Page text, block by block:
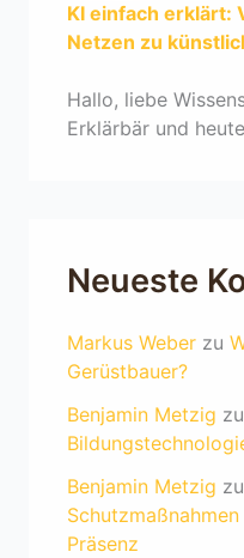
KI einfach erklärt:
Netzen zu
Hallo, liebe
Erklärbär und
Neueste
Markus Weber zu
Gerüstbauer?
Benjamin Metzig zu
Benjamin Metzig zu
Präsenz